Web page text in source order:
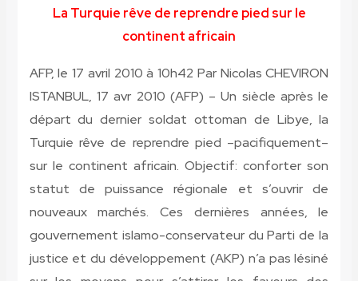
La Turquie rêve de reprendre pied sur le
continent africain
AFP, le 17 avril 2010 à 10h42 Par Nicolas CHEVIRON
ISTANBUL, 17 avr 2010 (AFP) – Un siècle après le
départ du dernier soldat ottoman de Libye, la
Turquie rêve de reprendre pied –pacifiquement–
sur le continent africain. Objectif: conforter son
statut de puissance régionale et s’ouvrir de
nouveaux marchés. Ces dernières années, le
gouvernement islamo-conservateur du Parti de la
justice et du développement (AKP) n’a pas lésiné